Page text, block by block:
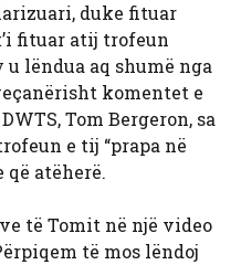
duke fituar
fituar atij trofeun
lëndua aq shumë nga
komentet e
Tom Bergeron, sa
e tij “prapa në
që atëherë.
të Tomit në një video
të mos lëndoj